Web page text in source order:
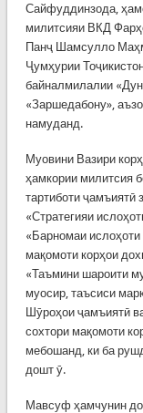
Сайфуддинзода,
милитсияи ВКД
Панҷ Шамсулло
Ҷумҳурии
байналмилалии
«Заршедабону»,
намуданд.
Муовини Вазири
ҳамкории милитсия
тартиботи ҷамъиятӣ
«Стратегияи
«Барномаи
мақомоти корҳои
«Таъмини шароити
муосир, таъсиси
Шӯроҳои ҷамъиятӣ
сохтори мақомоти
мебошанд, ки ба
дошт ӯ.
Мавсуф ҳамчунин